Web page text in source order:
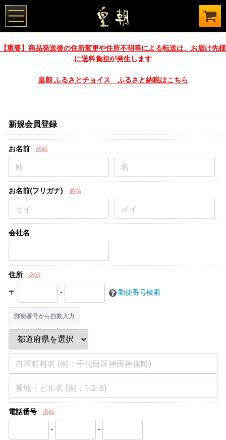
【重要】商品発送後の住所変更や住所不明等による転送は、お届け先様
に送料負担が発生します
皇朝 ふるさとチョイス ふるさと納税はこちら
新規会員登録
お名前 必須
お名前(フリガナ) 必須
会社名
住所 必須
〒 - 郵便番号検索
郵便番号から自動入力
電話番号 必須
- -